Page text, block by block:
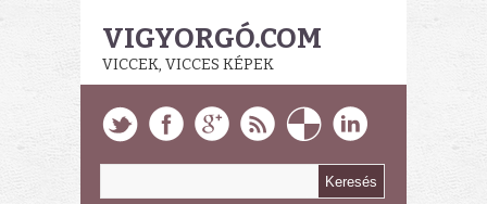
VIGYORGÓ.COM
VICCEK, VICCES KÉPEK